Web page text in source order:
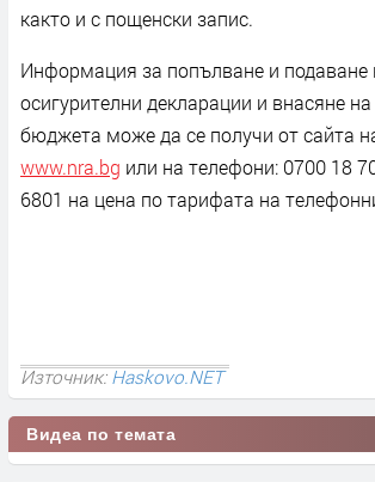
както и с пощенски запис.
Информация за попълване и подаване
осигурителни декларации и внасяне
бюджета може да се получи от сайта
www.nra.bg или на телефони: 0700 18
6801 на цена по тарифата на
Източник:Haskovo.NET
Видеа по темата